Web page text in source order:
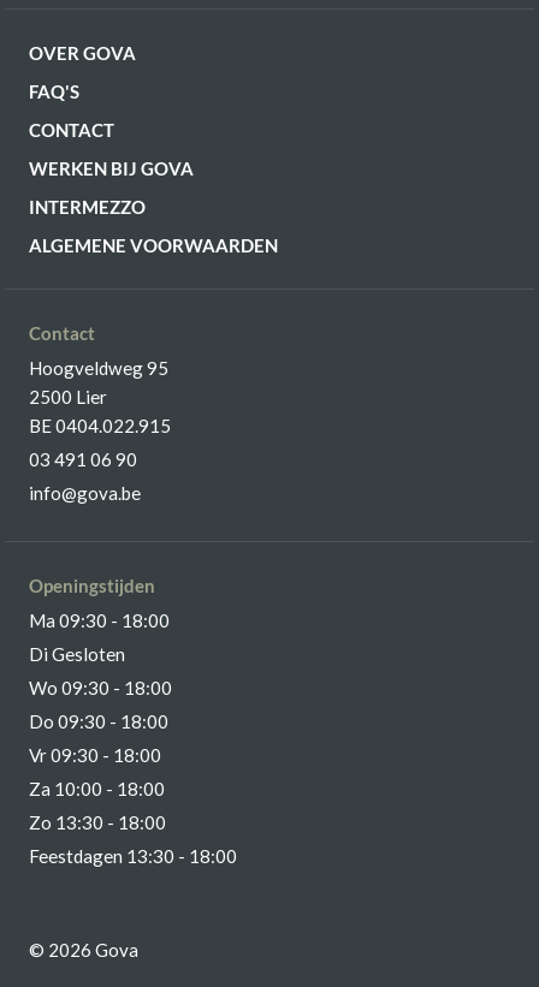
OVER GOVA
FAQ'S
CONTACT
WERKEN BIJ GOVA
INTERMEZZO
ALGEMENE VOORWAARDEN
Contact
Hoogveldweg 95
2500 Lier
BE 0404.022.915
03 491 06 90
info@gova.be
Openingstijden
Ma 09:30 - 18:00
Di Gesloten
Wo 09:30 - 18:00
Do 09:30 - 18:00
Vr 09:30 - 18:00
Za 10:00 - 18:00
Zo 13:30 - 18:00
Feestdagen 13:30 - 18:00
© 2026 Gova